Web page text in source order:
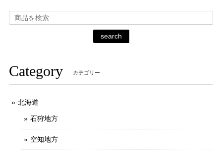
search
Category カテゴリー
北海道
石狩地方
空知地方